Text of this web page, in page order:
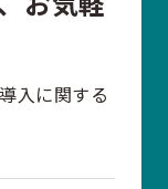
入に関する